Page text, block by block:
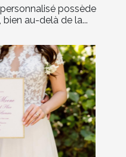
possède
au-delà de la...